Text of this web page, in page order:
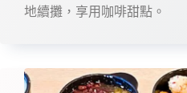
地續攤，享用咖啡甜點。